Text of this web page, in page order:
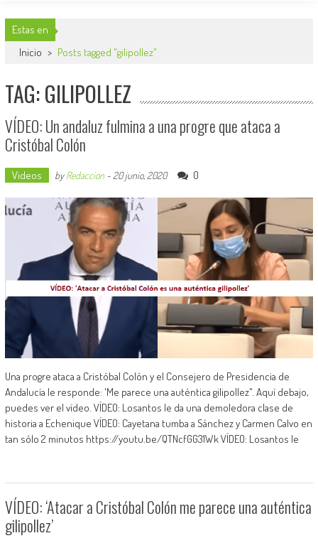
Estas en
Inicio > Posts tagged "gilipollez"
TAG: GILIPOLLEZ
VÍDEO: Un andaluz fulmina a una progre que ataca a
Cristóbal Colón
Videos byRedaccion- 20 junio, 2020 0
Una progre ataca a Cristóbal Colón y el Consejero de Presidencia de
Andalucía le responde: 'Me parece una auténtica gilipollez". Aquí debajo,
puedes ver el vídeo. VÍDEO: Losantos le da una demoledora clase de
historia a Echenique VÍDEO: Cayetana tumba a Sánchez y Carmen Calvo en
tan sólo 2 minutos https://youtu.be/QTNcfGG31Wk VÍDEO: Losantos le
VÍDEO: ‘Atacar a Cristóbal Colón me parece una auténtica
gilipollez’